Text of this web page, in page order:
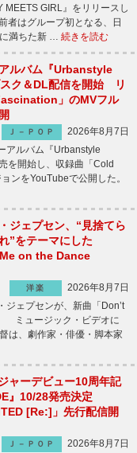
MEETS GIRL』をリリースし
者はグループ初となる、日
満ちた新 … 続きを読む
ルバム『Urbanstyle
ク＆DL配信を開始 リ
」のMVフル
Ｊ－ＰＯＰ
2026年8月7日
アルバム『Urbanstyle
を開始し、収録曲「Cold
ンをYouTubeで公開した。
ジェプセン、“見捨てら
”をテーマにした
on the Dance
洋楽
2026年8月7日
ェプセンが、新曲「Don’t
ミュージック・ビデオに
は、劇作家・俳優・脚本家
ャーデビュー10周年記
』10/28発売決定
[Re:]」先行配信開
Ｊ－ＰＯＰ
2026年8月7日